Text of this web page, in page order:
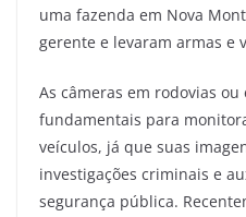
uma fazenda em Nova
gerente e levaram armas e
As câmeras em rodovias
fundamentais para
veículos, já que suas
investigações criminais e
segurança pública.